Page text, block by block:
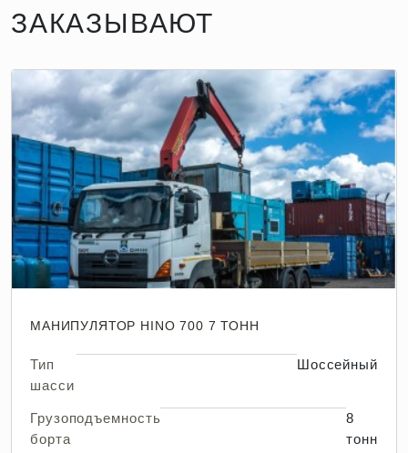
ЗАКАЗЫВАЮТ
МАНИПУЛЯТОР HINO 700 7 ТОНН
Тип
шасси
Шоссейный
Грузоподъемность
борта
8
тонн